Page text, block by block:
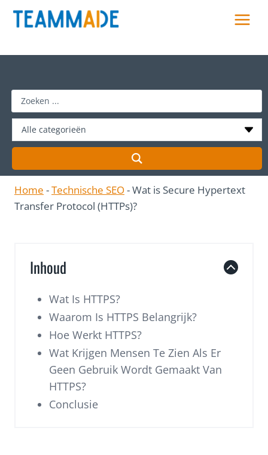
Skip
h
Home -Technische SEO-Wat is Secure Hypertext
Transfer Protocol (HTTPs)?
Inhoud
Wat Is HTTPS?
Waarom Is HTTPS Belangrijk?
Hoe Werkt HTTPS?
Wat Krijgen Mensen Te Zien Als Er
Geen Gebruik Wordt Gemaakt Van
HTTPS?
Conclusie